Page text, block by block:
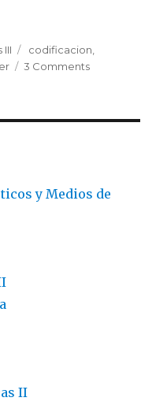
III Tags
codificacion,
3 Comments
y Medios de
II